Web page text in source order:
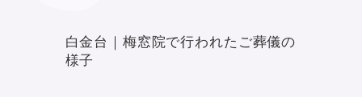
白金台｜梅窓院で行われたご葬儀の
様子